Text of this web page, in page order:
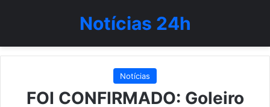
Notícias 24h
Notícias
FOI CONFIRMADO: Goleiro